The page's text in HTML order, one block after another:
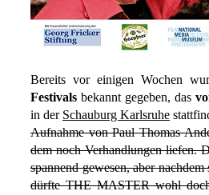
Bereits vor einigen Wochen
Festivals bekannt gegeben, das
in der Schauburg Karlsruhe
Aufnahme von Paul Thomas
dem noch Verhandlungen liefen.
spannend gewesen, aber
dürfte THE MASTER wohl